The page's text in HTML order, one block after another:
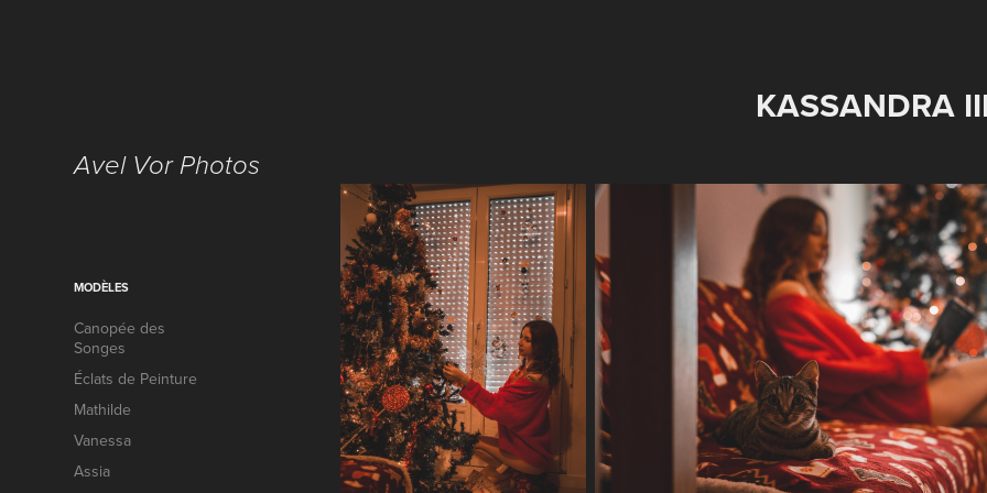
Avel Vor Photos
MODÈLES
Canopée des
Songes
Éclats de Peinture
Mathilde
Vanessa
Assia
KASSANDRA